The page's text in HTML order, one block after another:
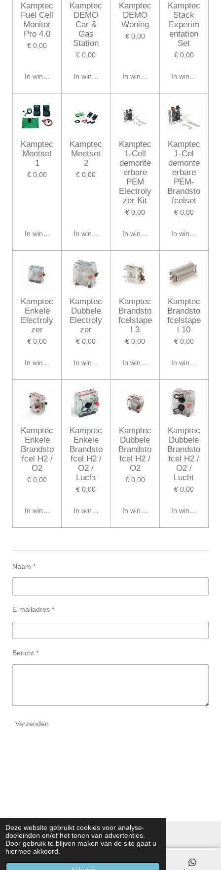
Deze website gebruikt cookies voor analyse-
doeleinden en/of het tonen van advertenties.
Door gebruik te blijven maken van de site gaat u
hiermee akkoord.
Kamptec
Fuel Cell
Monitor
Pro 4.0
€ 0,00
In winkelwagen
Kamptec
DEMO
Car &
Gas
Station
€ 0,00
In winkelwagen
Kamptec
DEMO
Woning
€ 0,00
In winkelwagen
Kamptec
Stack
Experim
entation
Set
€ 0,00
In winkelwagen
Kamptec
Meetset
1
€ 0,00
In winkelwagen
Kamptec
Meetset
2
€ 0,00
In winkelwagen
Kamptec
1-Cell
demonte
erbare
PEM
Electroly
zer Kit
€ 0,00
In winkelwagen
Kamptec
1-Cel
demonte
erbare
PEM-
Brandsto
fcelset
€ 0,00
In winkelwagen
Kamptec
Enkele
Electroly
zer
€ 0,00
In winkelwagen
Kamptec
Dubbele
Electroly
zer
€ 0,00
In winkelwagen
Kamptec
Brandsto
fcelstape
l 3
€ 0,00
In winkelwagen
Kamptec
Brandsto
fcelstape
l 10
€ 0,00
In winkelwagen
Kamptec
Enkele
Brandsto
fcel H2 /
O2
€ 0,00
In winkelwagen
Kamptec
Enkele
Brandsto
fcel H2 /
O2 /
Lucht
€ 0,00
In winkelwagen
Kamptec
Dubbele
Brandsto
fcel H2 /
O2
€ 0,00
In winkelwagen
Kamptec
Dubbele
Brandsto
fcel H2 /
O2 /
Lucht
€ 0,00
In winkelwagen
Naam *
E-mailadres *
Bericht *
Verzenden
© 2026 Kamptec technische leermiddelen